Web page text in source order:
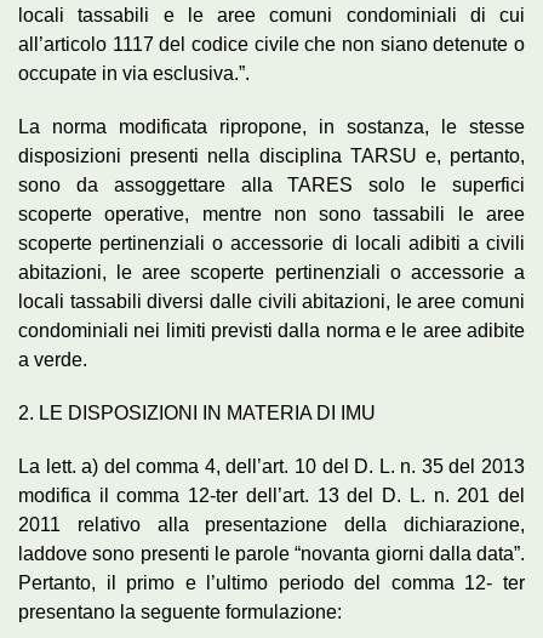
locali tassabili e le aree comuni condominiali di cui
all’articolo 1117 del codice civile che non siano detenute o
occupate in via esclusiva.”.
La norma modificata ripropone, in sostanza, le stesse
disposizioni presenti nella disciplina TARSU e, pertanto,
sono da assoggettare alla TARES solo le superfici
scoperte operative, mentre non sono tassabili le aree
scoperte pertinenziali o accessorie di locali adibiti a civili
abitazioni, le aree scoperte pertinenziali o accessorie a
locali tassabili diversi dalle civili abitazioni, le aree comuni
condominiali nei limiti previsti dalla norma e le aree adibite
a verde.
2. LE DISPOSIZIONI IN MATERIA DI IMU
La lett. a) del comma 4, dell’art. 10 del D. L. n. 35 del 2013
modifica il comma 12-ter dell’art. 13 del D. L. n. 201 del
2011 relativo alla presentazione della dichiarazione,
laddove sono presenti le parole “novanta giorni dalla data”.
Pertanto, il primo e l’ultimo periodo del comma 12- ter
presentano la seguente formulazione: